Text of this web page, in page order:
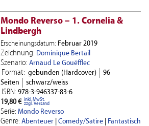
Mondo Reverso – 1. Cornelia &
Lindbergh
Erscheinungsdatum: Februar 2019
Zeichnung: Dominique Bertail
Szenario: Arnaud Le Gouëfflec
Format: gebunden (Hardcover)
96
Seiten
schwarz/weiss
ISBN: 978-3-946337-83-6
19,80 € inkl. MwSt.
zzgl. Versand
Serie: Mondo Reverso
Genre: Abenteuer| Comedy/Satire|
Fantastisch